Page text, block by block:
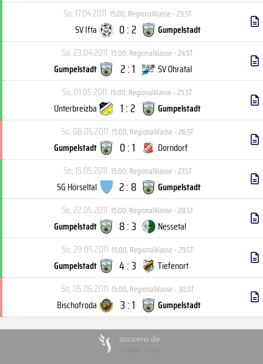
So, 17.04.2011 15:00,Regionalklasse - 23.ST
SV Ifta 0 : 2
Gumpelstadt
Sa, 23.04.2011 15:00,Regionalklasse - 24.ST
Gumpelstadt 2 : 1
SV Ohratal
So, 01.05.2011 15:00,Regionalklasse - 25.ST
Unterbreizba 1 : 2
Gumpelstadt
So, 08.05.2011 15:00,Regionalklasse - 26.ST
Gumpelstadt 0 : 1
Dorndorf
So, 15.05.2011 15:00,Regionalklasse - 27.ST
SG Hörseltal 2 : 8
Gumpelstadt
So, 22.05.2011 15:00,Regionalklasse - 28.ST
Gumpelstadt 8 : 3
Nessetal
So, 29.05.2011 15:00,Regionalklasse - 29.ST
Gumpelstadt 4 : 3
Tiefenort
So, 05.06.2011 15:00,Regionalklasse - 30.ST
Bischofroda 3 : 1 Gumpelstadt
soccero.de